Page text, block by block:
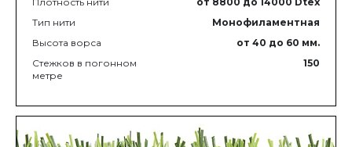
Тип нити
Монофиламентная
Высота ворса
от 40 до 60 мм.
Стежков в погонном
метре
150